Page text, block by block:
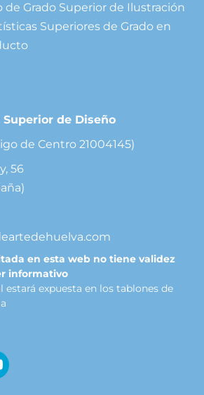
de Grado Superior de Ilustración
Superiores de Grado en
de Diseño
de Centro 21004145)
56
en esta web no tiene validez
informativo
expuesta en los tablones de